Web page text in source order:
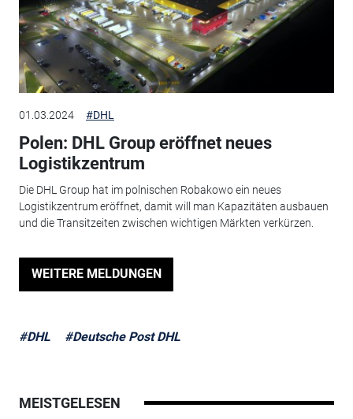
01.03.2024 #DHL
Polen: DHL Group eröffnet neues
Logistikzentrum
Die DHL Group hat im polnischen Robakowo ein neues
Logistikzentrum eröffnet, damit will man Kapazitäten ausbauen
und die Transitzeiten zwischen wichtigen Märkten verkürzen.
WEITERE MELDUNGEN
#DHL #Deutsche Post DHL
MEISTGELESEN